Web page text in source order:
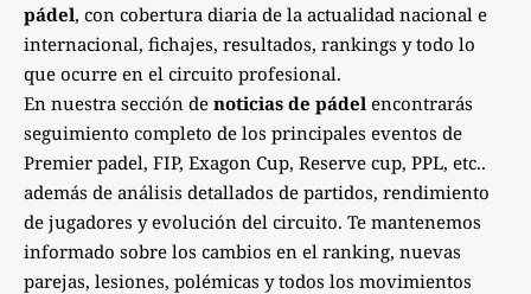
pádel, con cobertura diaria de la actualidad nacional e
internacional, fichajes, resultados, rankings y todo lo
que ocurre en el circuito profesional.
En nuestra sección de noticias de pádel encontrarás
seguimiento completo de los principales eventos de
Premier padel, FIP, Exagon Cup, Reserve cup, PPL, etc..
además de análisis detallados de partidos, rendimiento
de jugadores y evolución del circuito. Te mantenemos
informado sobre los cambios en el ranking, nuevas
parejas, lesiones, polémicas y todos los movimientos